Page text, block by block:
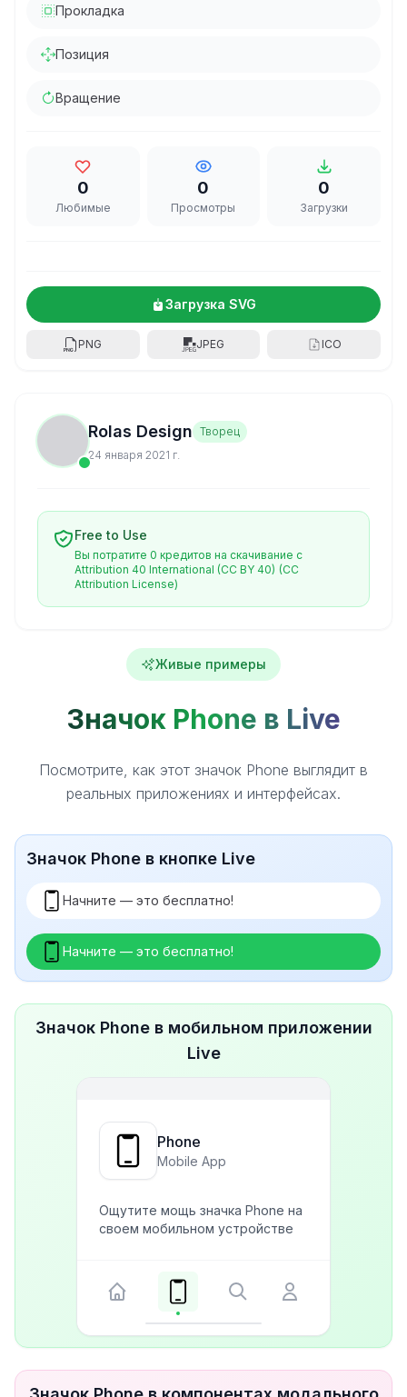
Прокладка
Позиция
Вращение
0
Любимые
0
Просмотры
0
Загрузки
Загрузка SVG
PNG JPEG ICO
Rolas Design Творец
24 января 2021 г.
Free to Use
Вы потратите 0 кредитов на скачивание с
Attribution 40 International (CC BY 40) (CC
Attribution License)
Живые примеры
Значок Phone в Live
Посмотрите, как этот значок Phone выглядит в
реальных приложениях и интерфейсах.
Значок Phone в кнопке Live
Начните — это бесплатно!
Начните — это бесплатно!
Значок Phone в мобильном приложении
Live
Phone
Mobile App
Ощутите мощь значка Phone на
своем мобильном устройстве